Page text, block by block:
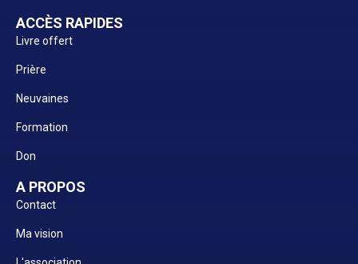
ACCÈS RAPIDES
Livre offert
Prière
Neuvaines
Formation
Don
A PROPOS
Contact
Ma vision